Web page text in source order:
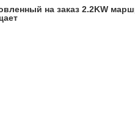
на заказ 2.2KW